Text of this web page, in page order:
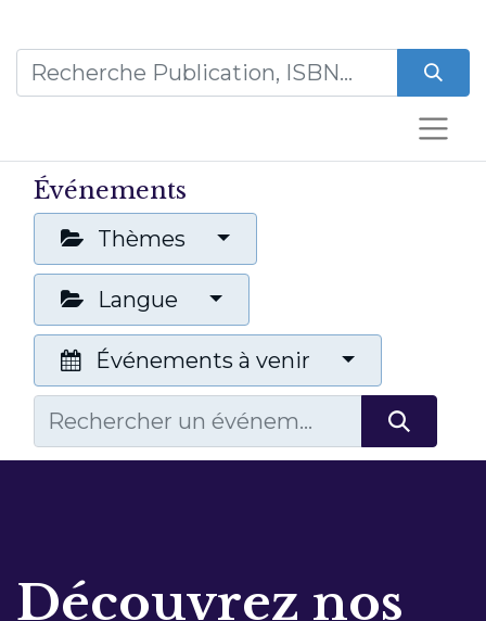
Événements
Thèmes
Langue
Événements à venir
Découvrez nos